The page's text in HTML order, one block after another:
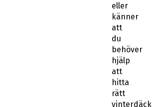
eller
känner
att
du
behöver
hjälp
att
hitta
rätt
vinterdäck